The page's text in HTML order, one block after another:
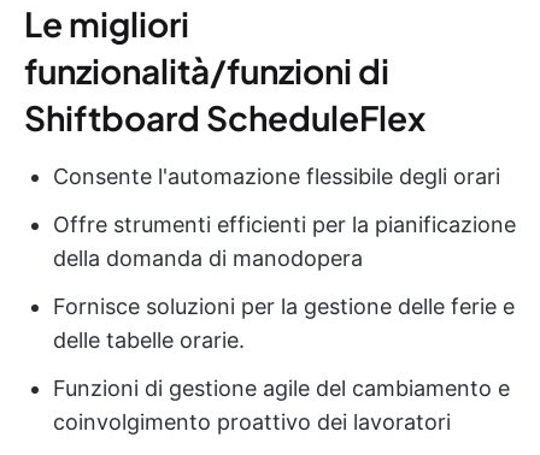
Le migliori
funzionalità/funzioni di
Shiftboard ScheduleFlex
Consente l'automazione flessibile degli orari
Offre strumenti efficienti per la pianificazione
della domanda di manodopera
Fornisce soluzioni per la gestione delle ferie e
delle tabelle orarie.
Funzioni di gestione agile del cambiamento e
coinvolgimento proattivo dei lavoratori